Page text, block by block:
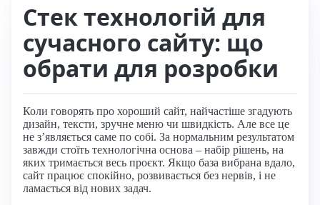
Стек технологій для
сучасного сайту: що
обрати для розробки
Коли говорять про хороший сайт, найчастіше згадують
дизайн, тексти, зручне меню чи швидкість. Але все це
не з’являється саме по собі. За нормальним результатом
завжди стоїть технологічна основа – набір рішень, на
яких тримається весь проєкт. Якщо база вибрана вдало,
сайт працює спокійно, розвивається без нервів, і не
ламається від нових задач.